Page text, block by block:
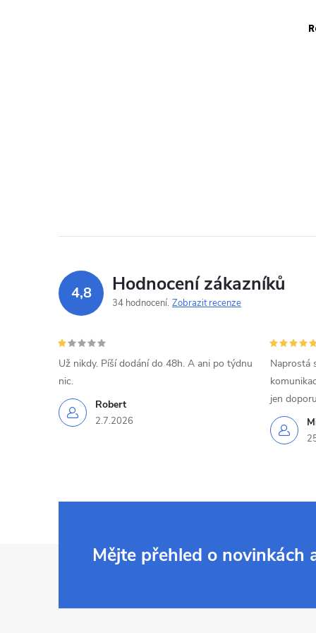
4,8 Hodnocení zákazníků
34 hodnocení Zobrazit recenze
Robert
2.7.2026
Už nikdy. Píší dodání do 48h. A ani po týdnu
nic.
Naprostá
jen
Mějte přehled o novinkách